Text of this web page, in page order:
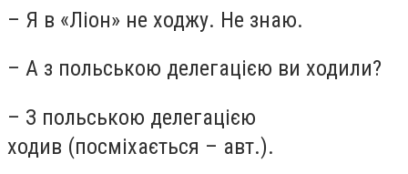
– Я в «Ліон» не ходжу. Не знаю.
– А з польською делегацією ви ходили?
– З польською делегацією
ходив (посміхається – авт.).